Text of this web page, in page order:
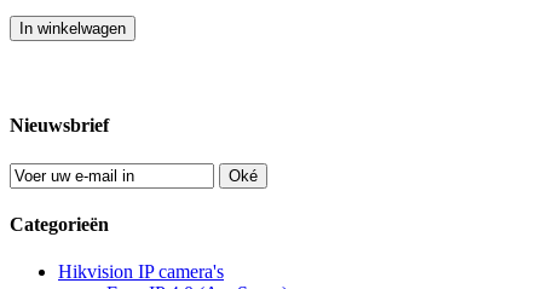
In winkelwagen
Nieuwsbrief
Oké
Categorieën
Hikvision IP camera's